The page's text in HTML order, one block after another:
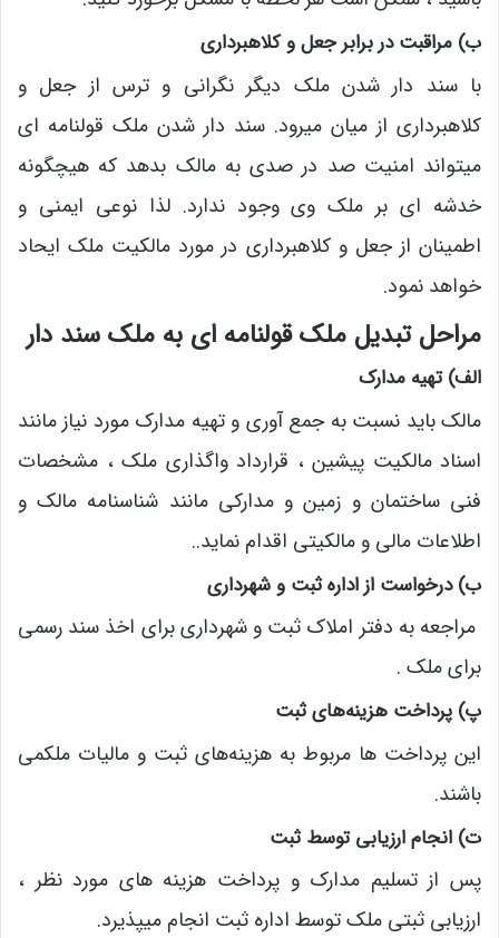
ب) مراقبت در برابر جعل و کلاهبرداری
با سند دار شدن ملک دیگر نگرانی و ترس از جعل و
کلاهبرداری از میان میرود. سند دار شدن ملک قولنامه ای
میتواند امنیت صد در صدی به مالک بدهد که هیچگونه
خدشه ای بر ملک وی وجود ندارد. لذا نوعی ایمنی و
اطمینان از جعل و کلاهبرداری در مورد مالکیت ملک ایحاد
خواهد نمود.
مراحل تبدیل ملک قولنامه ای به ملک سند دار
الف) تهیه مدارک
مالک باید نسبت به جمع آوری و تهیه مدارک مورد نیاز مانند
اسناد مالکیت پیشین ، قرارداد واگذاری ملک ، مشخصات
فنی ساختمان و زمین و مدارکی مانند شناسنامه مالک و
اطلاعات مالی و مالکیتی اقدام نماید..
ب) درخواست از اداره ثبت و شهرداری
مراجعه به دفتر املاک ثبت و شهرداری برای اخذ سند رسمی
برای ملک .
پ) پرداخت هزینه‌های ثبت
این پرداخت ها مربوط به هزینه‌های ثبت و مالیات‌ ملکمی
باشند.
ت) انجام ارزیابی توسط ثبت
پس از تسلیم مدارک و پرداخت هزینه های مورد نظر ،
ارزیابی ثبتی ملک توسط اداره ثبت انجام میپذیرد.